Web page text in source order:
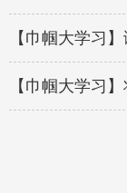
【巾帼大学习
【巾帼大学习